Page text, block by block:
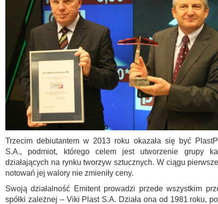
Trzecim debiutantem w 2013 roku okazała się być
S.A., podmiot, którego celem jest utworzenie grupy
działających na rynku tworzyw sztucznych. W ciągu
notowań jej walory nie zmieniły ceny.
Swoją działalność Emitent prowadzi przede wszystkim
spółki zależnej – Viki Plast S.A. Działa ona od 1981 roku,